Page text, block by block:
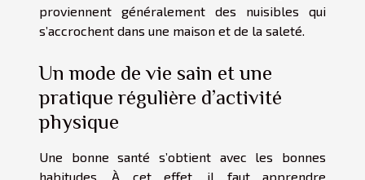
proviennent généralement des nuisibles qui
s’accrochent dans une maison et de la saleté.
Un mode de vie sain et une
pratique régulière d’activité
physique
Une bonne santé s’obtient avec les bonnes
habitudes. À cet effet, il faut apprendre